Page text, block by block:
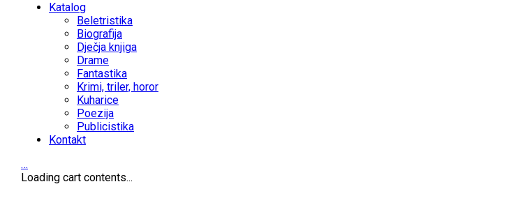
Katalog
Beletristika
Biografija
Dječja knjiga
Drame
Fantastika
Krimi, triler, horor
Kuharice
Poezija
Publicistika
Kontakt
…
Loading cart contents...